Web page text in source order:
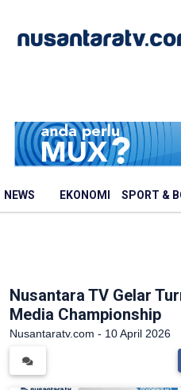
NEWS EKONOMI SPORT &
Nusantara TV Gelar
Media Championship
Nusantaratv.com - 10 April 2026